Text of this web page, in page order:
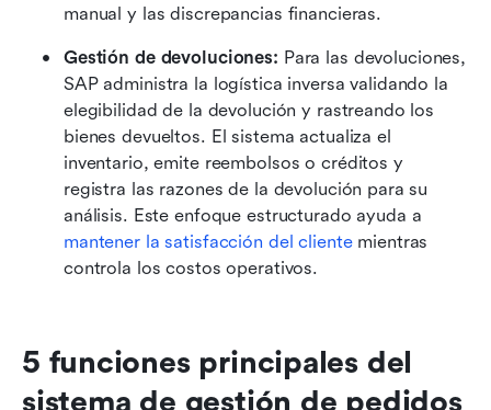
manual y las discrepancias financieras.
Gestión de devoluciones: Para las devoluciones,
SAP administra la logística inversa validando la
elegibilidad de la devolución y rastreando los
bienes devueltos. El sistema actualiza el
inventario, emite reembolsos o créditos y
registra las razones de la devolución para su
mantener la satisfacción del cliente mientras
controla los costos operativos.
5 funciones principales del
sistema de gestión de pedidos